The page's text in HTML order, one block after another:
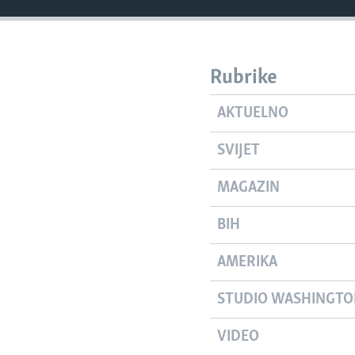
Rubrike
AKTUELNO
SVIJET
MAGAZIN
BIH
AMERIKA
STUDIO
VIDEO